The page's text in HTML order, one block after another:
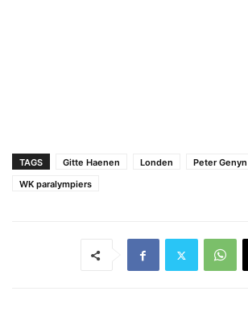
TAGS Gitte Haenen Londen
Peter Genyn
WK paralympiers